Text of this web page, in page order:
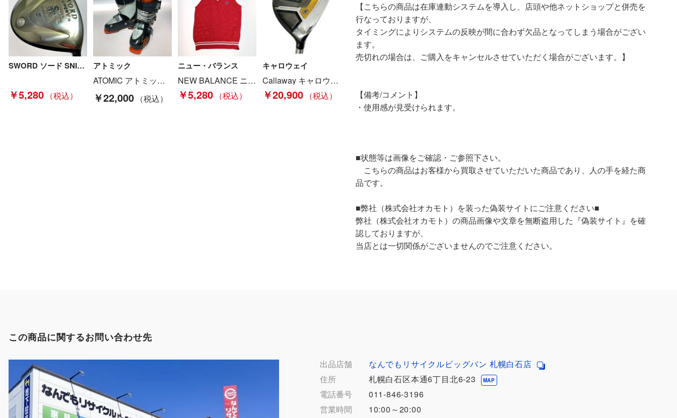
SWORD ソード SNIPERV スナイパーV 3FW 15° フェアウェイウッド Tour AD VF-5R2 カバー付 Cランク
￥5,280
アトミック
ATOMIC アトミック スキーブーツ WAYMAKER 130 24-24.5cm ソールサイズ287mm Cランク
￥22,000
ニュー・バランス
NEW BALANCE ニュー・バランス メッシュニットベスト サイズ2 レディース レッド Bランク
￥5,280
キャロウェイ
Callaway キャロウェイ クラブ フェアウェイウッド 2022年製 ROGUE ST MAX FAST 5UT Bランク
￥20,900
【こちらの商品は在庫連動システムを導入し、店頭や他ネットショップと併売を
行なっておりますが、
タイミングによりシステムの反映が間に合わず欠品となってしまう場合がござい
ます。
売切れの場合は、ご購入をキャンセルさせていただく場合がございます。】
【備考/コメント】
・使用感が見受けられます。
■状態等は画像をご確認・ご参照下さい。
こちらの商品はお客様から買取させていただいた商品であり、人の手を経た商
品です。
■弊社（株式会社オカモト）を装った偽装サイトにご注意ください■
弊社（株式会社オカモト）の商品画像や文章を無断盗用した『偽装サイト』を確
認しておりますが、
当店とは一切関係がございませんのでご注意ください。
この商品に関するお問い合わせ先
出品店舗
なんでもリサイクルビッグバン 札幌白石店
住所
札幌白石区本通6丁目北6-23 MAP
電話番号
011-846-3196
営業時間
10:00～20:00